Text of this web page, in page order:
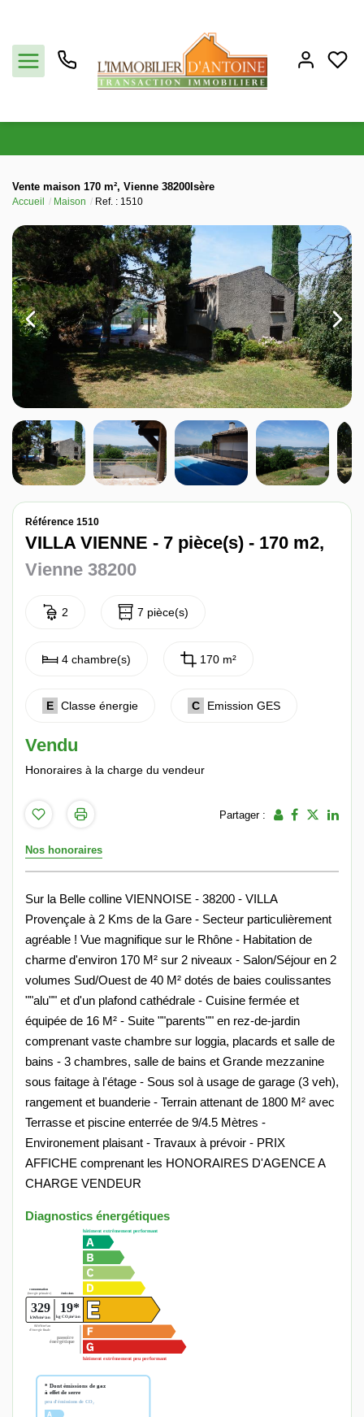
Vendre
Estimation
Notre agence
Partenaires
Nos avis
Contact
Vente maison 170 m², Vienne 38200Isère
Accueil Maison Ref. : 1510
Référence 1510
VILLA VIENNE - 7 pièce(s) - 170 m2,
Vienne 38200
2 7 pièce(s)
4 chambre(s) 170 m²
E Classe énergie C Emission GES
Vendu
Honoraires à la charge du vendeur
Partager :
Nos honoraires
Sur la Belle colline VIENNOISE - 38200 - VILLA
Provençale à 2 Kms de la Gare - Secteur particulièrement
agréable ! Vue magnifique sur le Rhône - Habitation de
charme d'environ 170 M² sur 2 niveaux - Salon/Séjour en 2
volumes Sud/Ouest de 40 M² dotés de baies coulissantes
""alu"" et d'un plafond cathédrale - Cuisine fermée et
équipée de 16 M² - Suite ""parents"" en rez-de-jardin
comprenant vaste chambre sur loggia, placards et salle de
bains - 3 chambres, salle de bains et Grande mezzanine
sous faitage à l'étage - Sous sol à usage de garage (3 veh),
rangement et buanderie - Terrain attenant de 1800 M² avec
Terrasse et piscine enterrée de 9/4.5 Mètres -
Environement plaisant - Travaux à prévoir - PRIX
AFFICHE comprenant les HONORAIRES D'AGENCE A
CHARGE VENDEUR
Diagnostics énergétiques